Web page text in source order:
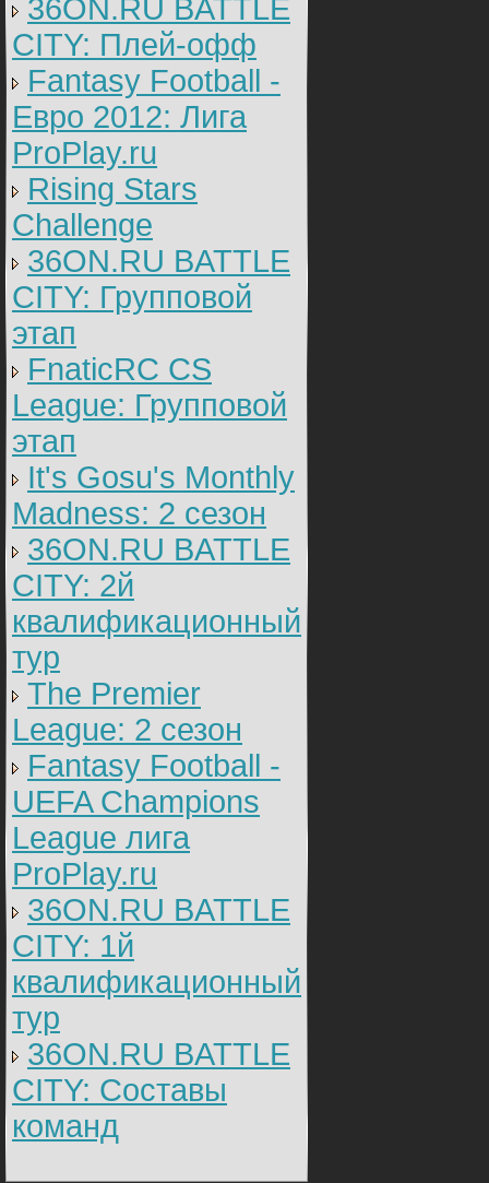
36ON.RU BATTLE
CITY: Плей-офф
Fantasy Football -
Евро 2012: Лига
ProPlay.ru
Rising Stars
Challenge
36ON.RU BATTLE
CITY: Групповой
этап
FnaticRC CS
League: Групповой
этап
It's Gosu's Monthly
Madness: 2 сезон
36ON.RU BATTLE
CITY: 2й
квалификационный
тур
The Premier
League: 2 cезон
Fantasy Football -
UEFA Champions
League лига
ProPlay.ru
36ON.RU BATTLE
CITY: 1й
квалификационный
тур
36ON.RU BATTLE
CITY: Составы
команд